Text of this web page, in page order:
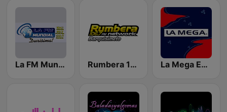
La FM Mundial Rumbera 106.7 La Mega Estación